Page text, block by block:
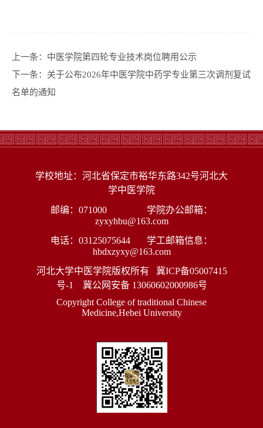
上一条： 中医学院第四轮专业技术岗位聘用公示
下一条： 关于公布2026年中医学院中药学专业第三次调剂复试
名单的通知
学校地址：河北省保定市裕华东路342号河北大
学中医学院
邮编：071000 学院办公邮箱：
zyxyhbu@163.com
电话：03125075644 学工邮箱信息：
hbdxzyxy@163.com
河北大学中医学院版权所有 冀ICP备05007415
号-1 冀公网安备 13060602000986号
Copyright College of traditional Chinese
Medicine,Hebei University